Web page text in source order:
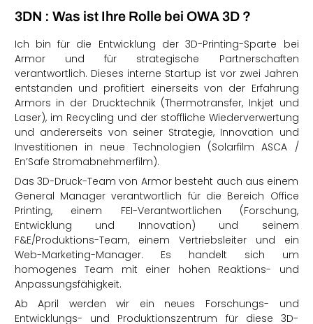
3DN : Was ist Ihre Rolle bei OWA 3D ?
Ich bin für die Entwicklung der 3D-Printing-Sparte bei
Armor und für strategische Partnerschaften
verantwortlich. Dieses interne Startup ist vor zwei Jahren
entstanden und profitiert einerseits von der Erfahrung
Armors in der Drucktechnik (Thermotransfer, Inkjet und
Laser), im Recycling und der stoffliche Wiederverwertung
und andererseits von seiner Strategie, Innovation und
Investitionen in neue Technologien (Solarfilm ASCA /
En’Safe Stromabnehmerfilm).
Das 3D-Druck-Team von Armor besteht auch aus einem
General Manager verantwortlich für die Bereich Office
Printing, einem FEI-Verantwortlichen (Forschung,
Entwicklung und Innovation) und seinem
F&E/Produktions-Team, einem Vertriebsleiter und ein
Web-Marketing-Manager. Es handelt sich um
homogenes Team mit einer hohen Reaktions- und
Anpassungsfähigkeit.
Ab April werden wir ein neues Forschungs- und
Entwicklungs- und Produktionszentrum für diese 3D-